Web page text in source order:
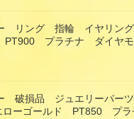
リング 指輪 イヤリン
PT900 プラチナ ダイヤ
破損品 ジュエリーパー
ーゴールド PT850 プ